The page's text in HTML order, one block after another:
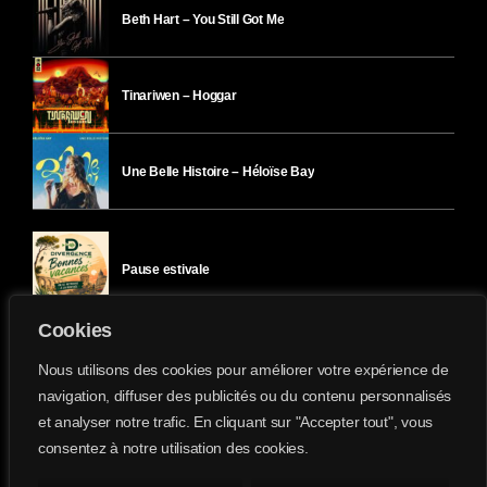
Cookies
Nous utilisons des cookies pour améliorer votre expérience de
navigation, diffuser des publicités ou du contenu personnalisés
et analyser notre trafic. En cliquant sur "Accepter tout", vous
consentez à notre utilisation des cookies.
Beth Hart – You Still Got Me
Tinariwen – Hoggar
Une Belle Histoire – Héloïse Bay
Pause estivale
Ici l’Ombre – mardi 28 juillet